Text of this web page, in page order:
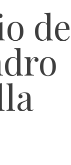
de